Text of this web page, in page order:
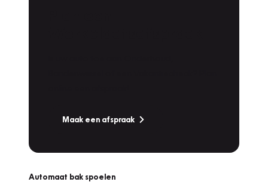
Maak een afspraak
Automaat bak spoelen